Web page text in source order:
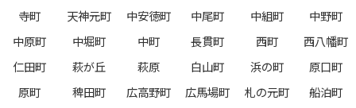
寺町 天神元町 中安徳町 中尾町 中組町
中野町
中原町
中堀町 中町 長貫町 西町
西八幡町
仁田町
萩が丘 萩原 白山町 浜の町
原口町
原町
稗田町 広高野町 広馬場町 札の元町
船泊町